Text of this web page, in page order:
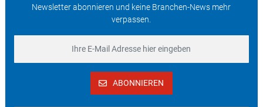
Newsletter abonnieren und keine Branchen-News mehr
verpassen.
ABONNIEREN